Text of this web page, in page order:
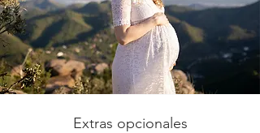
Extras opcionales